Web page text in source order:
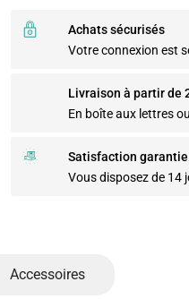
Achats sécurisés
Votre connexion est
Livraison à partir de
En boîte aux lettres
Satisfaction garantie
Vous disposez de 14
Accessoires